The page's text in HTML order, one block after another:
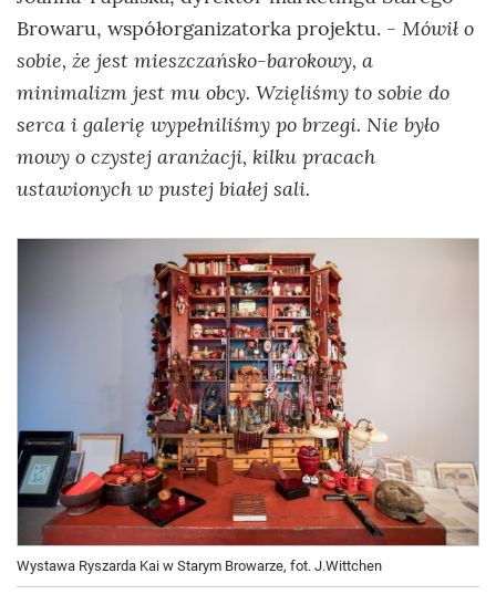
Browaru, współorganizatorka projektu. - Mówił o
sobie, że jest mieszczańsko-barokowy, a
minimalizm jest mu obcy. Wzięliśmy to sobie do
serca i galerię wypełniliśmy po brzegi. Nie było
mowy o czystej aranżacji, kilku pracach
ustawionych w pustej białej sali.
Wystawa Ryszarda Kai w Starym Browarze, fot. J.Wittchen